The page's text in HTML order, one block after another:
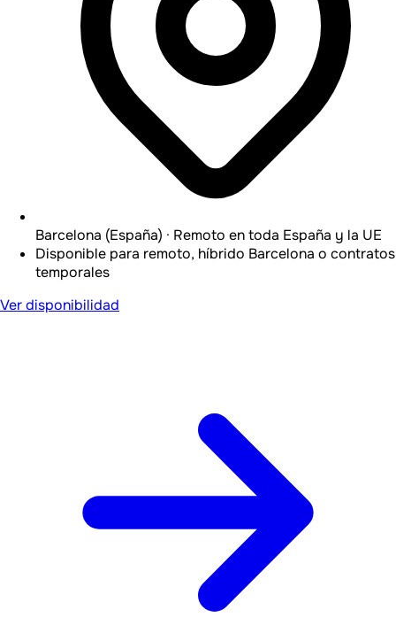
Barcelona (España) · Remoto en toda España y la UE
Disponible para remoto, híbrido Barcelona o contratos
temporales
Ver disponibilidad